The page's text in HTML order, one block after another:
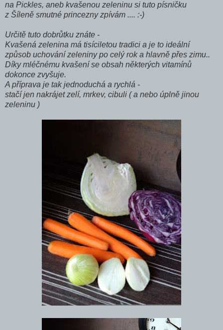
na Pickles, aneb kvašenou zeleninu si tuto písničku
z Šíleně smutné princezny zpívám .... :-)
Určitě tuto dobrůtku znáte -
Kvašená zelenina má tisíciletou tradici a je to ideální
způsob uchování zeleniny po celý roka hlavně přes zimu..
Díky mléčnému kvašení se obsah některých vitamínů
dokonce zvyšuje.
A příprava je tak jednoduchá a rychlá -
stačí jen nakrájet zelí, mrkev, cibuli ( a nebo úplně jinou
zeleninu )